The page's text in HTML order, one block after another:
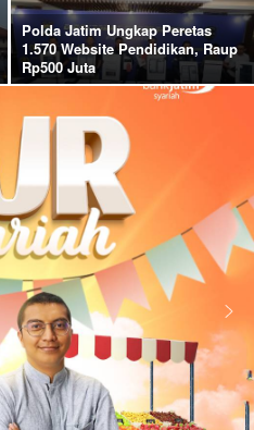
Polda Jatim Ungkap Peretas
1.570 Website Pendidikan, Raup
Rp500 Juta